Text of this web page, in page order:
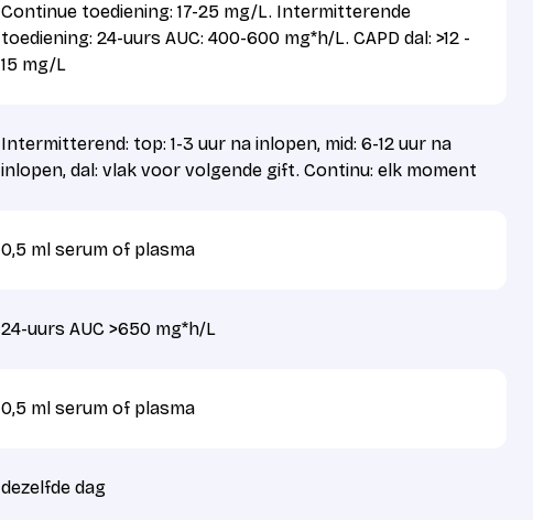
Continue toediening: 17-25 mg/L. Intermitterende
toediening: 24-uurs AUC: 400-600 mg*h/L. CAPD dal: >12 -
15 mg/L
Intermitterend: top: 1-3 uur na inlopen, mid: 6-12 uur na
inlopen, dal: vlak voor volgende gift. Continu: elk moment
0,5 ml serum of plasma
24-uurs AUC >650 mg*h/L
0,5 ml serum of plasma
dezelfde dag